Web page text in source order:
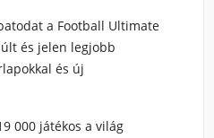
a Football Ultimate
és jelen legjobb
és új
000 játékos a világ